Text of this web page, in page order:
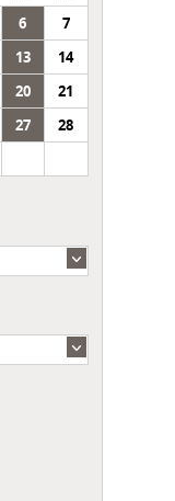
6
7
13
14
20
21
27
28